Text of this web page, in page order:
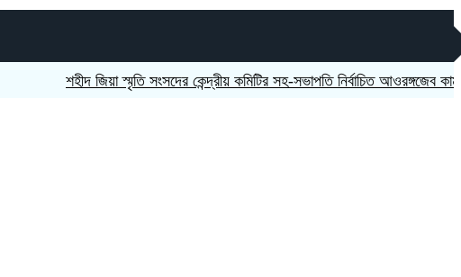
শহীদ জিয়া স্মৃতি সংসদের কেন্দ্রীয় কমিটির সহ-সভাপতি নির্বাচিত আওরঙ্গজেব কামাল